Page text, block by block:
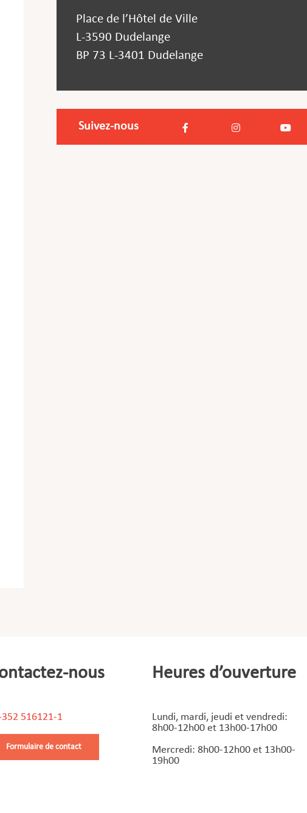
Place de l’Hôtel de Ville
L-3590 Dudelange
BP 73 L-3401 Dudelange
Suivez-nous
nous
516121-1
Formulaire de contact
Heures d’ouverture
Lundi, mardi, jeudi et vendredi:
8h00-12h00 et 13h00-17h00
Mercredi: 8h00-12h00 et 13h00-
19h00